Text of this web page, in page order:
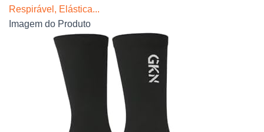
Respirável, Elástica...
Imagem do Produto